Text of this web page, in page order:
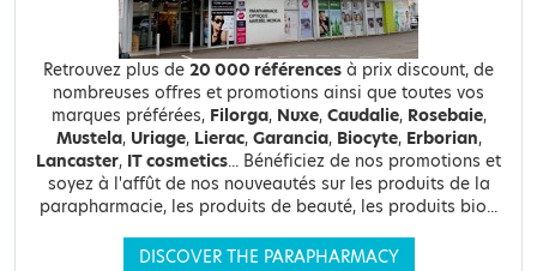
Retrouvez plus de 20 000 références à prix discount, de
nombreuses offres et promotions ainsi que toutes vos
marques préférées, Filorga, Nuxe, Caudalie, Rosebaie,
Mustela, Uriage, Lierac, Garancia, Biocyte, Erborian,
Lancaster, IT cosmetics... Bénéficiez de nos promotions et
soyez à l'affût de nos nouveautés sur les produits de la
parapharmacie, les produits de beauté, les produits bio...
DISCOVER THE PARAPHARMACY